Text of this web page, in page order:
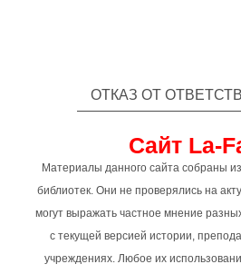
ОТКАЗ ОТ
Сайт La-
Материалы данного сайта собраны
библиотек. Они не проверялись на
могут выражать частное мнение
с текущей версией истории,
учреждениях. Любое их